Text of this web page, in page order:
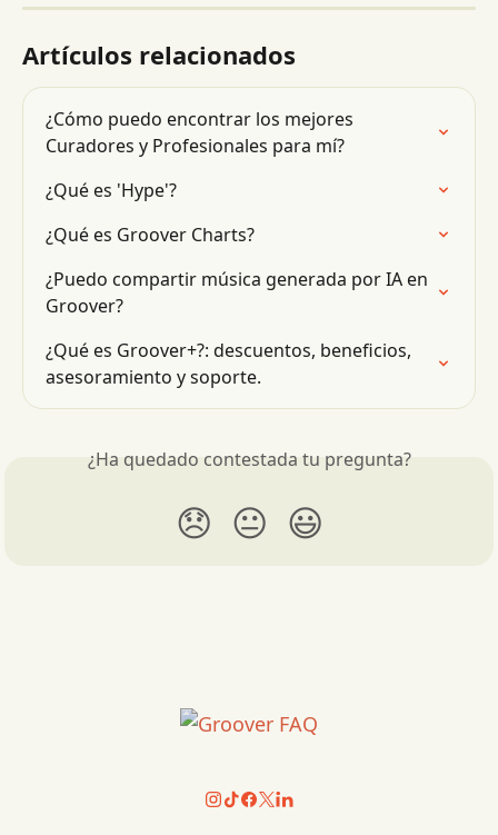
Artículos relacionados
¿Cómo puedo encontrar los mejores
Curadores y Profesionales para mí?
¿Qué es 'Hype'?
¿Qué es Groover Charts?
¿Puedo compartir música generada por IA en
Groover?
¿Qué es Groover+?: descuentos, beneficios,
asesoramiento y soporte.
¿Ha quedado contestada tu pregunta?
😞 😐 😃